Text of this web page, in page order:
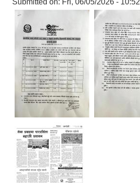
Submitted on: Fri, 06/05/2026 - 10:52